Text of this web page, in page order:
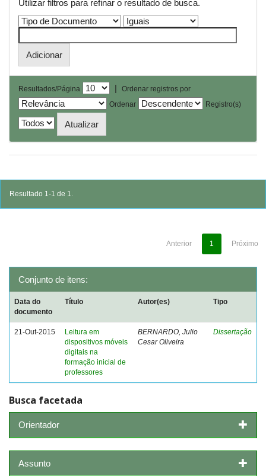
Utilizar filtros para refinar o resultado de busca.
Resultados/Página |
Ordenar registros por
Ordenar
Registro(s)
Resultado 1-1 de 1.
Anterior 1 Próximo
Conjunto de itens:
Data do
documento
Título Autor(es) Tipo
21-Out-2015
Leitura em
dispositivos móveis
digitais na
formação inicial de
professores
BERNARDO, Julio
Cesar Oliveira
Dissertação
Busca facetada
Orientador
Assunto